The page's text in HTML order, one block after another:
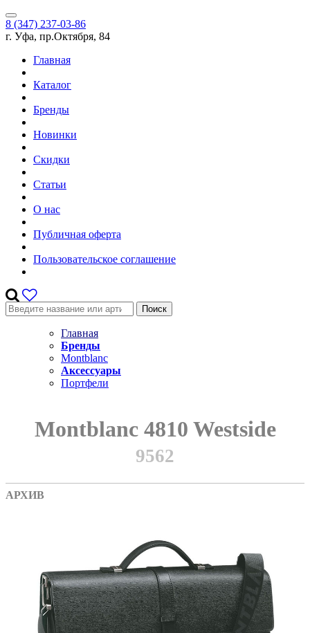
8 (347) 237-03-86
г. Уфа, пр.Октября, 84
Главная
Каталог
Бренды
Новинки
Скидки
Статьи
О нас
Публичная оферта
Пользовательское соглашение
Поиск
Главная
Бренды
Montblanc
Аксессуары
Портфели
Montblanc 4810 Westside
9562
АРХИВ